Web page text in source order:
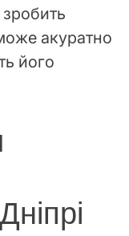
акуратно
його